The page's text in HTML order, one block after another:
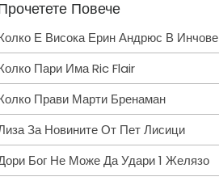
Повече
Е Висока Ерин Андрюс В Инчове
Пари Има Ric Flair
Прави Марти Бренаман
За Новините От Пет Лисици
Бог Не Може Да Удари 1 Желязо